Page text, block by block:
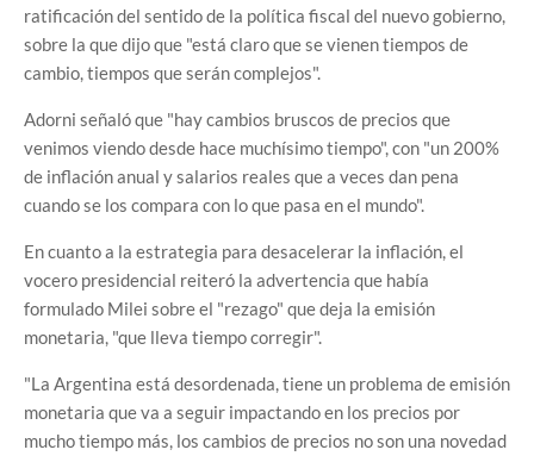
ratificación del sentido de la política fiscal del nuevo gobierno,
sobre la que dijo que "está claro que se vienen tiempos de
cambio, tiempos que serán complejos".
Adorni señaló que "hay cambios bruscos de precios que
venimos viendo desde hace muchísimo tiempo", con "un 200%
de inflación anual y salarios reales que a veces dan pena
cuando se los compara con lo que pasa en el mundo".
En cuanto a la estrategia para desacelerar la inflación, el
vocero presidencial reiteró la advertencia que había
formulado Milei sobre el "rezago" que deja la emisión
monetaria, "que lleva tiempo corregir".
"La Argentina está desordenada, tiene un problema de emisión
monetaria que va a seguir impactando en los precios por
mucho tiempo más, los cambios de precios no son una novedad